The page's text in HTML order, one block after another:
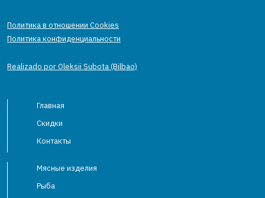
Политика в отношении Cookies
Политика конфиденциальности
Realizado por Oleksii Subota (Bilbao)
Главная
Скидки
Контакты
Мясные изделия
Рыба